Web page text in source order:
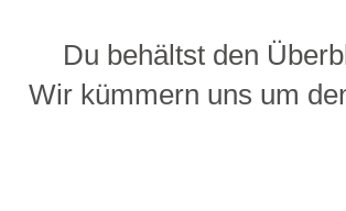
Du behältst den
Wir kümmern uns um